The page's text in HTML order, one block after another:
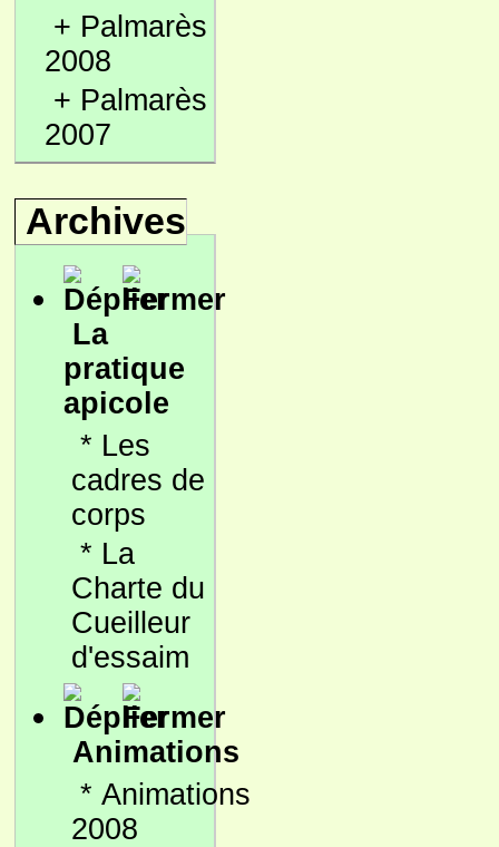
+ Palmarès
2008
+ Palmarès
2007
Archives
La
pratique
apicole
* Les
cadres de
corps
* La
Charte du
Cueilleur
d'essaim
Animations
* Animations
2008